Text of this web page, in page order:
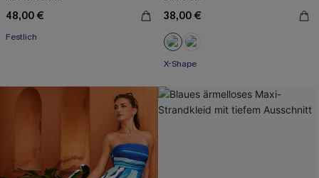
48,00 €
Festlich
38,00 €
X-Shape